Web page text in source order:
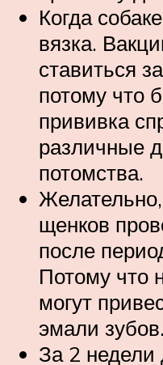
Когда
вязка.
ставиться
потому что
прививка
различные
потомства.
щенков
после
Потому что
могут
эмали зубов.
За 2 недели